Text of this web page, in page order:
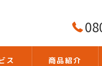
ス 商品紹介